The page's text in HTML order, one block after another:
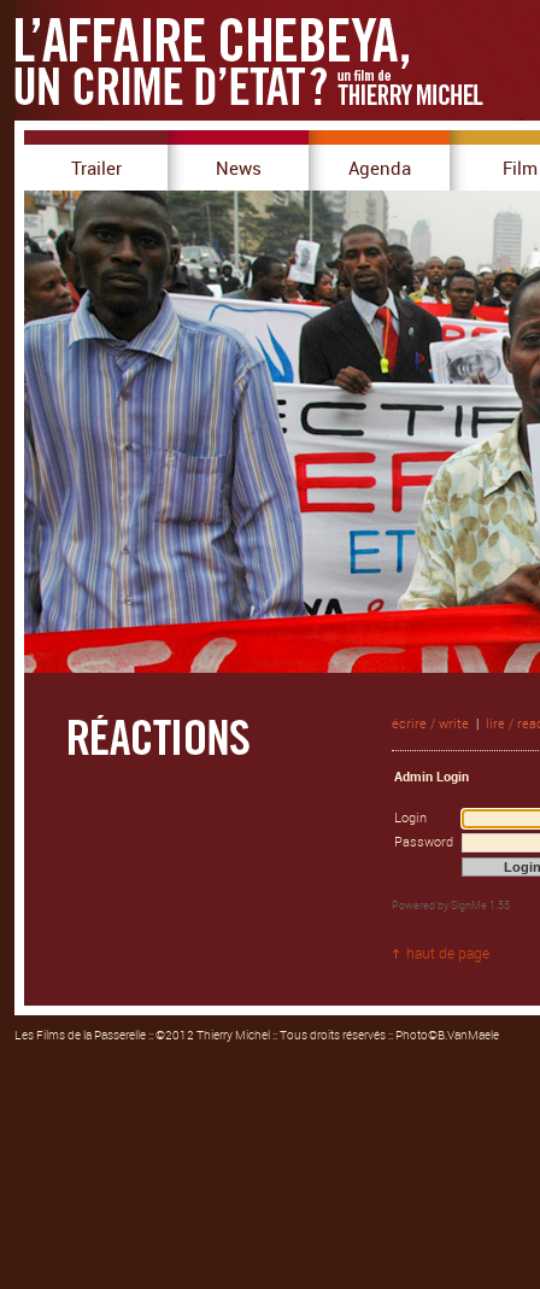
Trailer News Agenda Film
écrire / write | lire /
Admin Login
Login
Password
Powered by SignMe 1.55
haut de page
Les Films de la Passerelle:: ©2012 Thierry Michel :: Tous droits réservés :: Photo©B.VanMaele